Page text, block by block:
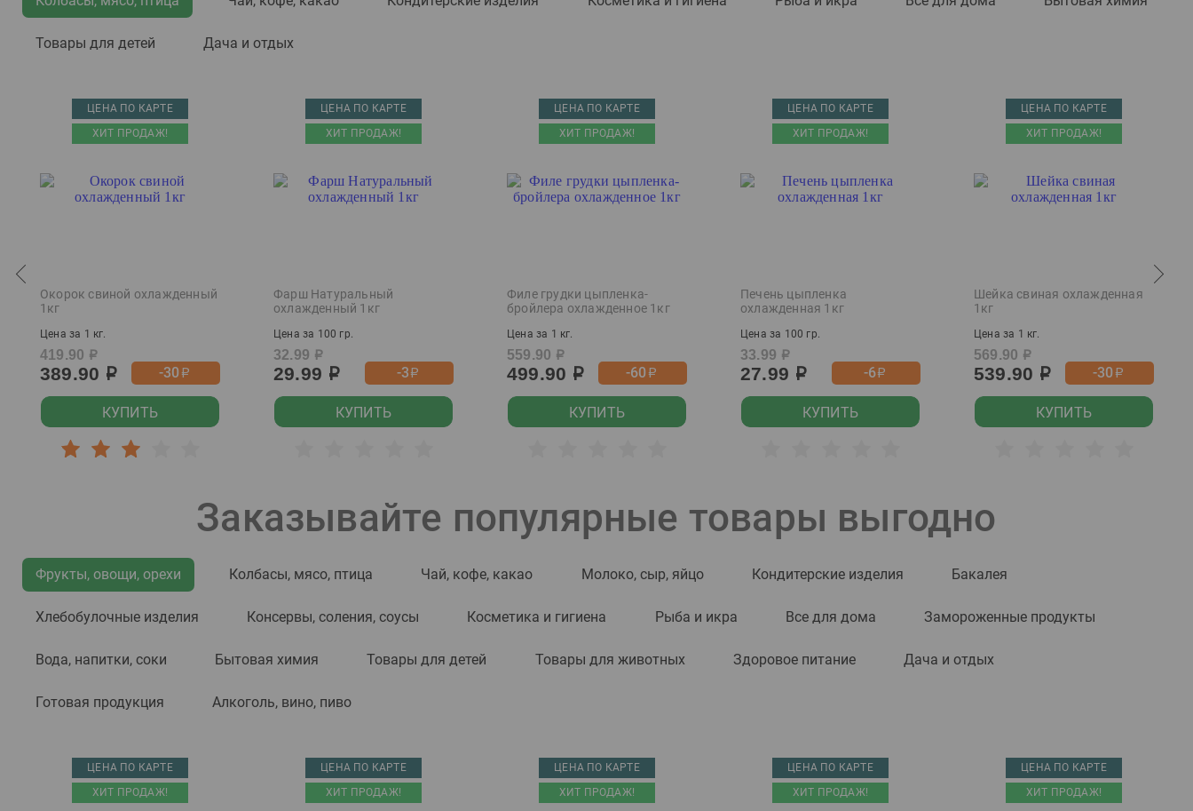
Barcelo Imperial
Beatrice
Berkshire
Bionica
Bosca Anna Federica
Bud
Budweiser Budwar
Bugulma
Castro
Castro Blanco
Chartron et Trebuchet
Chateau Les Hauts de
Palette
Chateau Shugo
Chateau Tamagne
Товары для детей Дача и отдых
ЦЕНА ПО КАРТЕ
ХИТ ПРОДАЖ!
Окорок свиной охлажденный
1кг
Цена за 1 кг.
419.90 р
389.90 р -30р
КУПИТЬ
ЦЕНА ПО КАРТЕ
ХИТ ПРОДАЖ!
Фарш Натуральный
охлажденный 1кг
Цена за 100 гр.
32.99 р
29.99 р -3р
КУПИТЬ
ЦЕНА ПО КАРТЕ
ХИТ ПРОДАЖ!
Филе грудки цыпленка-
бройлера охлажденное 1кг
Цена за 1 кг.
559.90 р
499.90 р -60р
КУПИТЬ
ЦЕНА ПО КАРТЕ
ХИТ ПРОДАЖ!
Печень цыпленка
охлажденная 1кг
Цена за 100 гр.
33.99 р
27.99 р -6р
КУПИТЬ
ЦЕНА ПО КАРТЕ
ХИТ ПРОДАЖ!
Шейка свиная охлажденная
1кг
Цена за 1 кг.
569.90 р
539.90 р -30р
КУПИТЬ
Заказывайте популярные товары выгодно
Фрукты, овощи, орехи Колбасы, мясо, птица Чай, кофе, какао Молоко, сыр, яйцо Кондитерские изделия Бакалея
Хлебобулочные изделия Консервы, соления, соусы Косметика и гигиена Рыба и икра Все для дома Замороженные продукты
Вода, напитки, соки Бытовая химия Товары для детей Товары для животных Здоровое питание Дача и отдых
Готовая продукция Алкоголь, вино, пиво
ЦЕНА ПО КАРТЕ
ХИТ ПРОДАЖ!
ЦЕНА ПО КАРТЕ
ХИТ ПРОДАЖ!
ЦЕНА ПО КАРТЕ
ХИТ ПРОДАЖ!
ЦЕНА ПО КАРТЕ
ХИТ ПРОДАЖ!
ЦЕНА ПО КАРТЕ
ХИТ ПРОДАЖ!